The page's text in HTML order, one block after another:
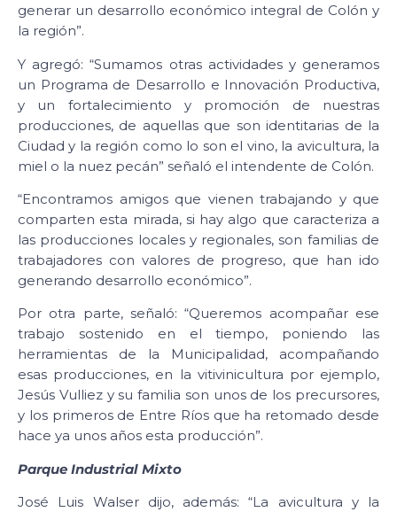
generar un desarrollo económico integral de Colón y
la región”.
Y agregó: “Sumamos otras actividades y generamos
un Programa de Desarrollo e Innovación Productiva,
y un fortalecimiento y promoción de nuestras
producciones, de aquellas que son identitarias de la
Ciudad y la región como lo son el vino, la avicultura, la
miel o la nuez pecán” señaló el intendente de Colón.
“Encontramos amigos que vienen trabajando y que
comparten esta mirada, si hay algo que caracteriza a
las producciones locales y regionales, son familias de
trabajadores con valores de progreso, que han ido
generando desarrollo económico”.
Por otra parte, señaló: “Queremos acompañar ese
trabajo sostenido en el tiempo, poniendo las
herramientas de la Municipalidad, acompañando
esas producciones, en la vitivinicultura por ejemplo,
Jesús Vulliez y su familia son unos de los precursores,
y los primeros de Entre Ríos que ha retomado desde
hace ya unos años esta producción”.
Parque Industrial Mixto
José Luis Walser dijo, además: “La avicultura y la